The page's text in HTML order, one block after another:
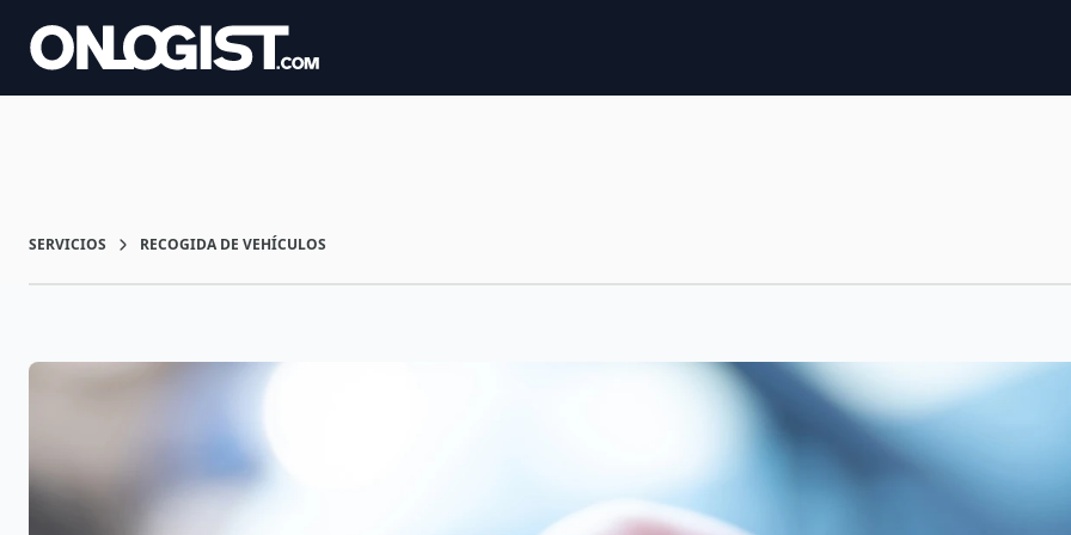
SERVICIOS RECOGIDA DE VEHÍCULOS